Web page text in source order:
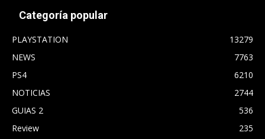
Categoría popular
PLAYSTATION
13279
NEWS
7763
PS4
6210
NOTICIAS
2744
GUIAS 2
536
Review
235